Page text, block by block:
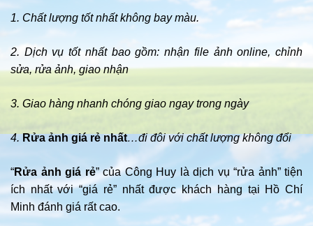
1. Chất lượng tốt nhất không bay màu.
2. Dịch vụ tốt nhất bao gồm: nhận file ảnh online, chỉnh
sửa, rửa ảnh, giao nhận
3. Giao hàng nhanh chóng giao ngay trong ngày
4.Rửa ảnh giá rẻ nhất…đi đôi với chất lượng không đổi
“Rửa ảnh giá rẻ” của Công Huy là dịch vụ “rửa ảnh” tiện
ích nhất với “giá rẻ” nhất được khách hàng tại Hồ Chí
Minh đánh giá rất cao.